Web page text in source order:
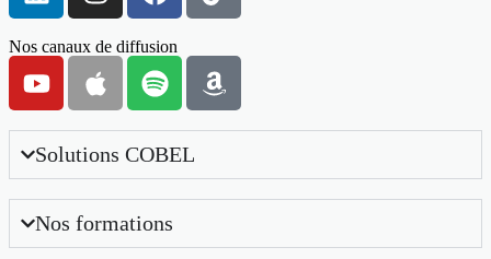
Nos canaux de diffusion
Solutions COBEL
Nos formations